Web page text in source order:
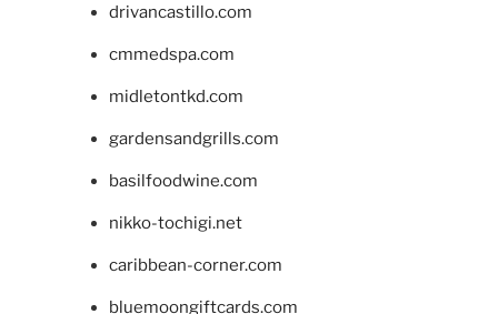
drivancastillo.com
cmmedspa.com
midletontkd.com
gardensandgrills.com
basilfoodwine.com
nikko-tochigi.net
caribbean-corner.com
bluemoongiftcards.com